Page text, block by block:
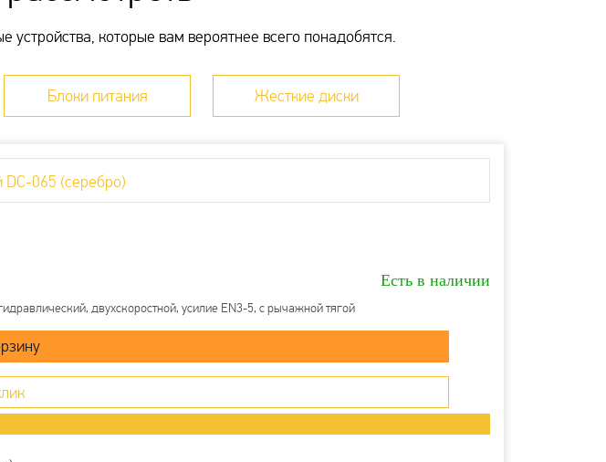
Оплата картой онлайн через сайт
Более детально со способами доставки можно ознакомиться
которые вам вероятнее всего понадобятся.
Блоки питания Жесткие диски
Есть в наличии
двухскоростной, усилие EN3-5, с рычажной тягой